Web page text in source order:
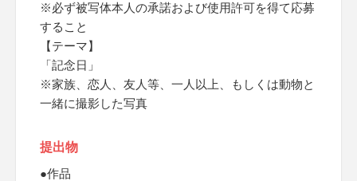
※必ず被写体本人の承諾および使用許可を得て応募
すること
【テーマ】
「記念日」
※家族、恋人、友人等、一人以上、もしくは動物と
一緒に撮影した写真
提出物
●作品